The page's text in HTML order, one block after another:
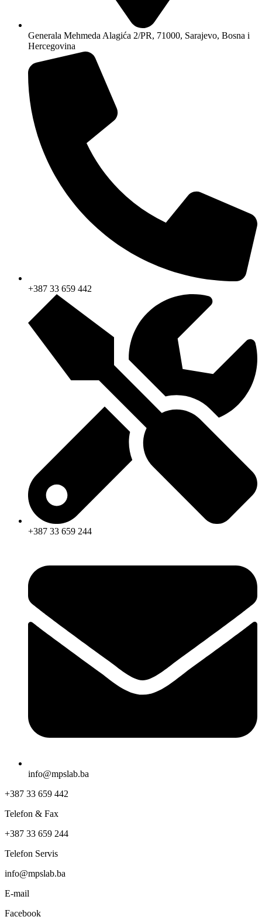
Generala Mehmeda Alagića 2/PR, 71000, Sarajevo, Bosna i
Hercegovina
+387 33 659 442
+387 33 659 244
info@mpslab.ba
+387 33 659 442
Telefon & Fax
+387 33 659 244
Telefon Servis
info@mpslab.ba
E-mail
Facebook